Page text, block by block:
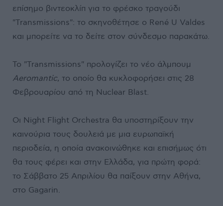
επίσημο βιντεοκλίπ για το φρέσκο τραγούδι
"Transmissions": το σκηνοθέτησε ο René U Valdes
και μπορείτε να το δείτε στον σύνδεσμο παρακάτω.
Το "Transmissions" προλογίζει το νέο άλμπουμ
Aeromantic, το οποίο θα κυκλοφορήσει στις 28
Φεβρουαρίου από τη Nuclear Blast.
Οι Night Flight Orchestra θα υποστηρίξουν την
καινούρια τους δουλειά με μια ευρωπαϊκή
περιοδεία, η οποία ανακοινώθηκε και επισήμως ότι
θα τους φέρει και στην Ελλάδα, για πρώτη φορά:
το Σάββατο 25 Απριλίου θα παίξουν στην Αθήνα,
στο Gagarin.